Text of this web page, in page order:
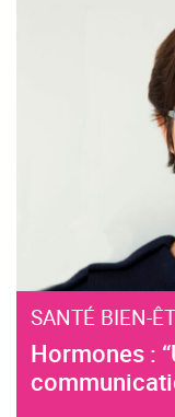
SANTÉ BIEN-
Hormones :